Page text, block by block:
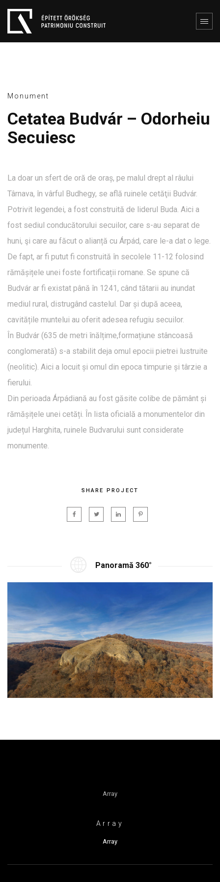
Monument
Cetatea Budvár – Odorheiu
Secuiesc
La doar un sfert de oră de oraș, pe malul drept al râului
Târnava, în vârful Budhegy, se află ruinele cetăţii Budvár.
Potrivit legendei, a fost construită de liderul Buda. Aici a
fost sediul conducătorului secuilor, care s-au separat de
huni, şi care au făcut o alianță cu Árpád, care le-a dat o lege.
De fapt, ar fi putut fi construită în secolele 11-12 folosind
rămășițele unei foste fortificații romane. Se spune că
Budvár ar fi existat până în 1241, când tătarii au inundat
mediul rural, distrugând castelul. Dar și după aceea,
cavitățile muntelui au oferit adesea refugiu secuilor.
În Budvár (635 de metri înălțime,formațiune stâncoasă
conglomerată) s-a stabilit deja omul epocii pietrei lustruite
(neolitic). Aici a locuit și omul din epoca timpurie și târzie a
fierului.
Din perioada Árpádiană au fost găsite colibe de pământ și
rămășițele unei cetăți. În lista oficială a monumentelor din
județul Harghita, ruinele Budvarului sunt considerate
monumente.
SHARE PROJECT
Panoramă 360°
Array
Array
Array